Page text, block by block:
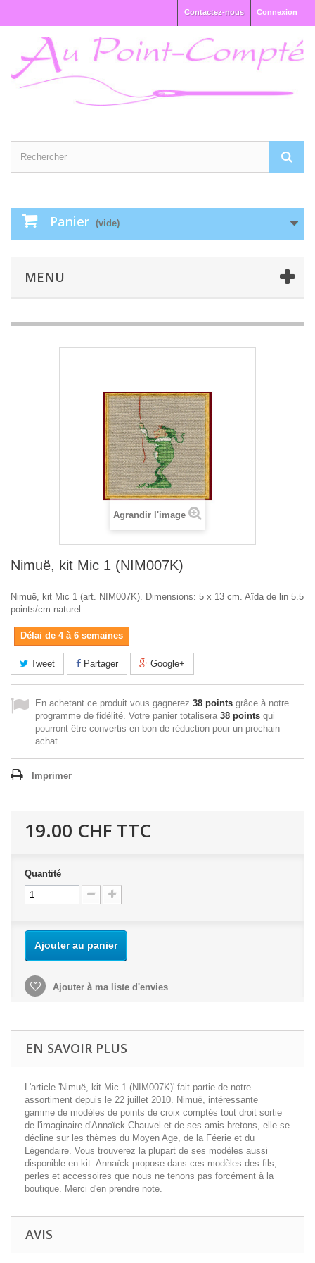
Connexion
Contactez-nous
Panier (vide)
MENU
Agrandir l'image
Nimuë, kit Mic 1 (NIM007K)
Nimuë, kit Mic 1 (art. NIM007K). Dimensions: 5 x 13 cm. Aïda de lin 5.5
points/cm naturel.
Délai de 4 à 6 semaines
Tweet Partager Google+
En achetant ce produit vous gagnerez 38 points grâce à notre
programme de fidélité. Votre panier totalisera 38 points qui
pourront être convertis en bon de réduction pour un prochain
achat.
Imprimer
19.00 CHF TTC
Quantité
Ajouter au panier
Ajouter à ma liste d'envies
EN SAVOIR PLUS
L'article 'Nimuë, kit Mic 1 (NIM007K)' fait partie de notre
assortiment depuis le 22 juillet 2010. Nimuë, intéressante
gamme de modèles de points de croix comptés tout droit sortie
de l'imaginaire d'Annaïck Chauvel et de ses amis bretons, elle se
décline sur les thèmes du Moyen Age, de la Féerie et du
Légendaire. Vous trouverez la plupart de ses modèles aussi
disponible en kit. Annaïck propose dans ces modèles des fils,
perles et accessoires que nous ne tenons pas forcément à la
boutique. Merci d'en prendre note.
AVIS